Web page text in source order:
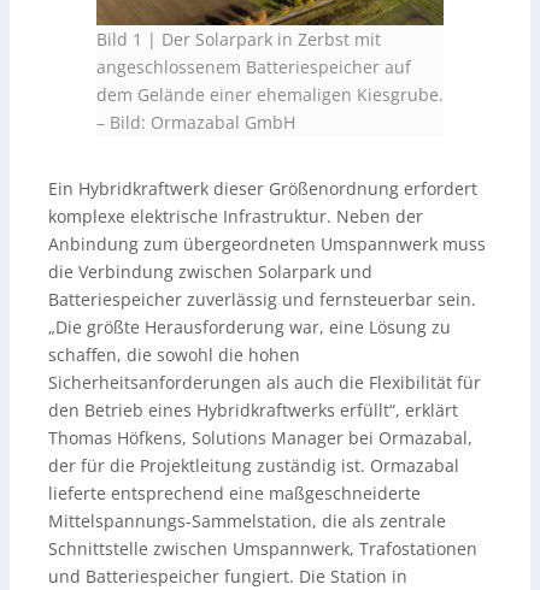
Bild 1 | Der Solarpark in Zerbst mit
angeschlossenem Batteriespeicher auf
dem Gelände einer ehemaligen Kiesgrube.
– Bild: Ormazabal GmbH
Ein Hybridkraftwerk dieser Größenordnung erfordert
komplexe elektrische Infrastruktur. Neben der
Anbindung zum übergeordneten Umspannwerk muss
die Verbindung zwischen Solarpark und
Batteriespeicher zuverlässig und fernsteuerbar sein.
„Die größte Herausforderung war, eine Lösung zu
schaffen, die sowohl die hohen
Sicherheitsanforderungen als auch die Flexibilität für
den Betrieb eines Hybridkraftwerks erfüllt“, erklärt
Thomas Höfkens, Solutions Manager bei Ormazabal,
der für die Projektleitung zuständig ist. Ormazabal
lieferte entsprechend eine maßgeschneiderte
Mittelspannungs-Sammelstation, die als zentrale
Schnittstelle zwischen Umspannwerk, Trafostationen
und Batteriespeicher fungiert. Die Station in